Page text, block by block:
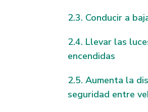
Conducir a
Llevar las
encendidas
Aumenta la
seguridad entre